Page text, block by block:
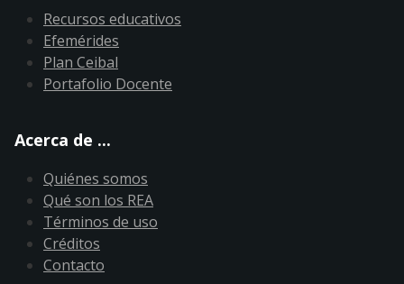
Recursos educativos
Efemérides
Plan Ceibal
Portafolio Docente
Acerca de ...
Quiénes somos
Qué son los REA
Términos de uso
Créditos
Contacto